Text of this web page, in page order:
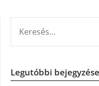
Legutóbbi